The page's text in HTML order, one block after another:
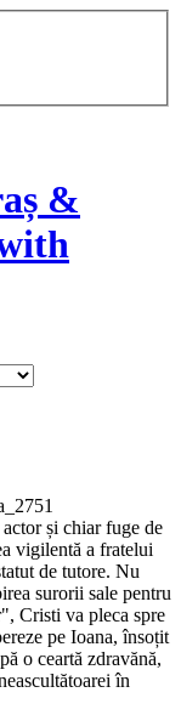
&
și chiar fuge de
vigilentă a fratelui
de tutore. Nu
surorii sale pentru
Cristi va pleca spre
pe Ioana, însoțit
o ceartă zdravănă,
în